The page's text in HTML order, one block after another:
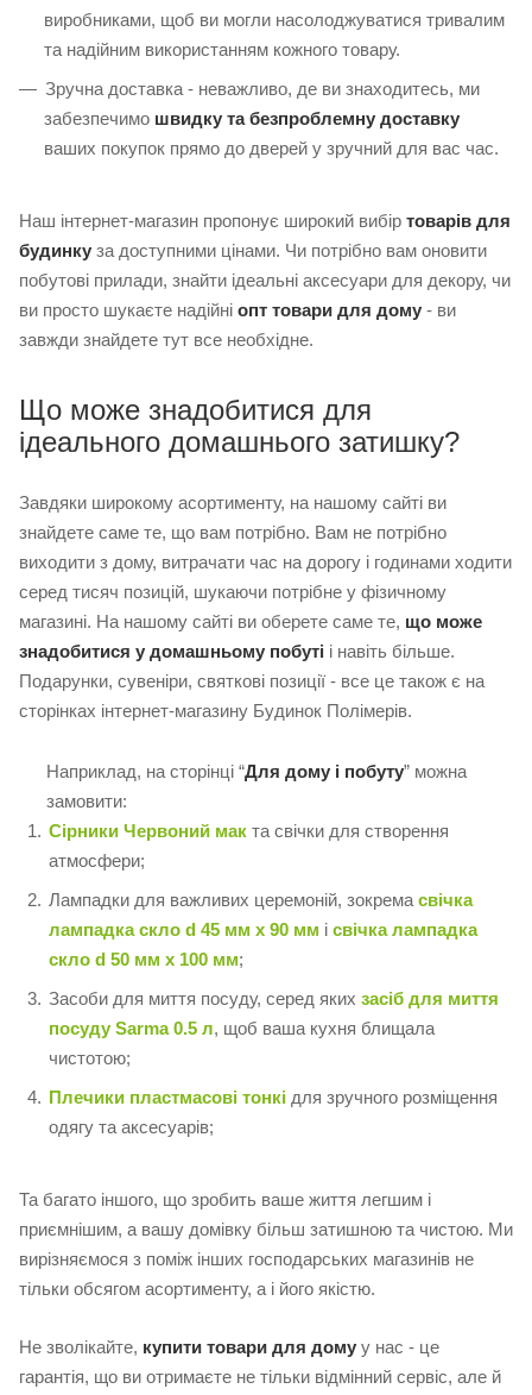
виробниками, щоб ви могли насолоджуватися тривалим
та надійним використанням кожного товару.
Зручна доставка - неважливо, де ви знаходитесь, ми
забезпечимо швидку та безпроблемну доставку
ваших покупок прямо до дверей у зручний для вас час.
Наш інтернет-магазин пропонує широкий вибір товарів для
будинку за доступними цінами. Чи потрібно вам оновити
побутові прилади, знайти ідеальні аксесуари для декору, чи
ви просто шукаєте надійні опт товари для дому - ви
завжди знайдете тут все необхідне.
Що може знадобитися для
ідеального домашнього затишку?
Завдяки широкому асортименту, на нашому сайті ви
знайдете саме те, що вам потрібно. Вам не потрібно
виходити з дому, витрачати час на дорогу і годинами ходити
серед тисяч позицій, шукаючи потрібне у фізичному
магазині. На нашому сайті ви оберете саме те, що може
знадобитися у домашньому побуті і навіть більше.
Подарунки, сувеніри, святкові позиції - все це також є на
сторінках інтернет-магазину Будинок Полімерів.
Наприклад, на сторінці “Для дому і побуту” можна
замовити:
Сірники Червоний мак та свічки для створення
атмосфери;
Лампадки для важливих церемоній, зокрема свічка
лампадка скло d 45 мм х 90 мм і свічка лампадка
скло d 50 мм x 100 мм;
Засоби для миття посуду, серед яких засіб для миття
посуду Sarma 0.5 л, щоб ваша кухня блищала
чистотою;
Плечики пластмасові тонкі для зручного розміщення
одягу та аксесуарів;
Та багато іншого, що зробить ваше життя легшим і
приємнішим, а вашу домівку більш затишною та чистою. Ми
вирізняємося з поміж інших господарських магазинів не
тільки обсягом асортименту, а і його якістю.
Не зволікайте, купити товари для дому у нас - це
гарантія, що ви отримаєте не тільки відмінний сервіс, але й